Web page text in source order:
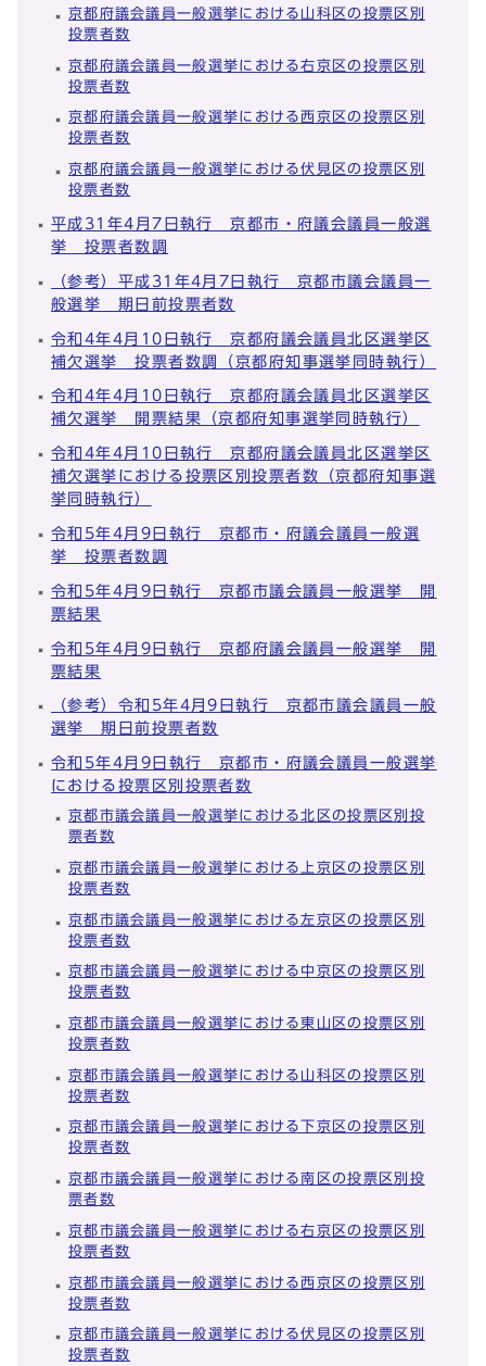
京都府議会議員一般選挙における山科区の投票区別
投票者数
京都府議会議員一般選挙における右京区の投票区別
投票者数
京都府議会議員一般選挙における西京区の投票区別
投票者数
京都府議会議員一般選挙における伏見区の投票区別
投票者数
平成31年4月7日執行 京都市・府議会議員一般選
挙 投票者数調
（参考）平成31年4月7日執行 京都市議会議員一
般選挙 期日前投票者数
令和4年4月10日執行 京都府議会議員北区選挙区
補欠選挙 投票者数調（京都府知事選挙同時執行）
令和4年4月10日執行 京都府議会議員北区選挙区
補欠選挙 開票結果（京都府知事選挙同時執行）
令和4年4月10日執行 京都府議会議員北区選挙区
補欠選挙における投票区別投票者数（京都府知事選
挙同時執行）
令和5年4月9日執行 京都市・府議会議員一般選
挙 投票者数調
令和5年4月9日執行 京都市議会議員一般選挙 開
票結果
令和5年4月9日執行 京都府議会議員一般選挙 開
票結果
（参考）令和5年4月9日執行 京都市議会議員一般
選挙 期日前投票者数
令和5年4月9日執行 京都市・府議会議員一般選挙
における投票区別投票者数
京都市議会議員一般選挙における北区の投票区別投
票者数
京都市議会議員一般選挙における上京区の投票区別
投票者数
京都市議会議員一般選挙における左京区の投票区別
投票者数
京都市議会議員一般選挙における中京区の投票区別
投票者数
京都市議会議員一般選挙における東山区の投票区別
投票者数
京都市議会議員一般選挙における山科区の投票区別
投票者数
京都市議会議員一般選挙における下京区の投票区別
投票者数
京都市議会議員一般選挙における南区の投票区別投
票者数
京都市議会議員一般選挙における右京区の投票区別
投票者数
京都市議会議員一般選挙における西京区の投票区別
投票者数
京都市議会議員一般選挙における伏見区の投票区別
投票者数